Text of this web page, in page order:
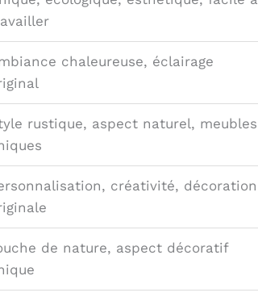
chaleureuse, éclairage
rustique, aspect naturel, meubles
créativité, décoration
de nature, aspect décoratif